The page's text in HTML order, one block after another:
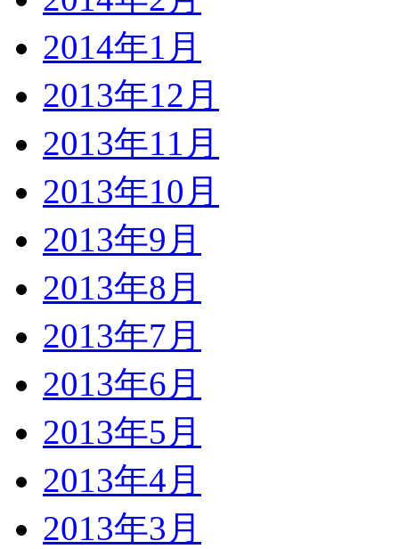
2014年1月
2013年12月
2013年11月
2013年10月
2013年9月
2013年8月
2013年7月
2013年6月
2013年5月
2013年4月
2013年3月